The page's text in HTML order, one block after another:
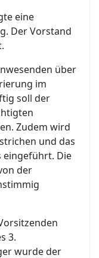
eine
Der Vorstand
über
im
soll der
Zudem wird
und das
eingeführt. Die
der
3.
wurde der